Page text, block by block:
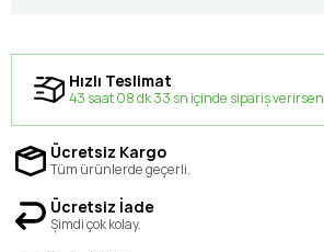
Hızlı Teslimat
43 saat 08 dk 32 sn içinde sipariş verirsen
Ücretsiz Kargo
Tüm ürünlerde geçerli.
Ücretsiz İade
Şimdi çok kolay.